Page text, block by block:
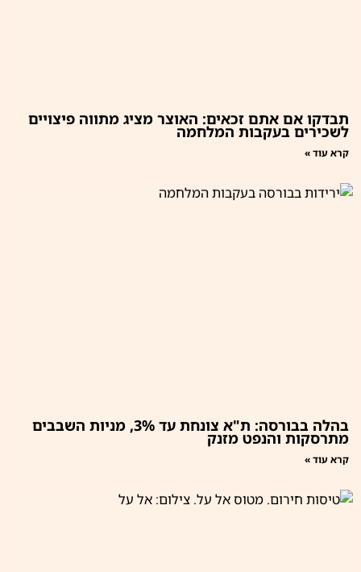
תבדקו אם אתם זכאים: האוצר מציג מתווה פיצויים
לשכירים בעקבות המלחמה
קרא עוד »
בהלה בבורסה: ת"א צונחת עד 3%, מניות השבבים
מתרסקות והנפט מזנק
קרא עוד »